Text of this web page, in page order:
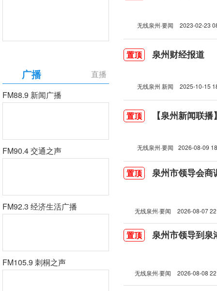
直播
广播
FM88.9 新闻广播
FM90.4 交通之声
FM92.3 经济生活广播
FM105.9 刺桐之声
无线泉州·要闻 2023-02-23
置顶 泉州财经报道
无线泉州 新闻 2025-10-15
置顶 【泉州新闻联
无线泉州·要闻 2026-08-09
置顶 泉州市领导会商
无线泉州·要闻 2026-08-07
置顶 泉州市领导到泉
无线泉州·要闻 2026-08-08